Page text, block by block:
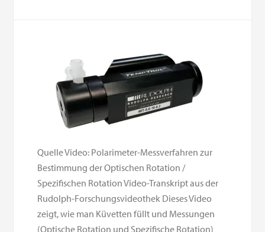
Quelle Video: Polarimeter-Messverfahren zur
Bestimmung der Optischen Rotation /
Spezifischen Rotation Video-Transkript aus der
Rudolph-Forschungsvideothek Dieses Video
zeigt, wie man Küvetten füllt und Messungen
(Optische Rotation und Spezifische Rotation)